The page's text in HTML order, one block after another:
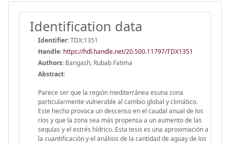
Identification data
Identifier:TDX:1351
Handle: https://hdl.handle.net/20.500.11797/TDX1351
Authors: Bangash, Rubab Fatima
Abstract:
Parece ser que la región mediterránea esuna zona
particularmente vulnerable al cambio global y climático.
Este hecho provoca un descenso en el caudal anual de los
ríos y que la zona sea más propensa a un aumento de las
sequías y el estrés hídrico. Esta tesis es una aproximación a
la cuantificación y el análisis de la cantidad de aguay de los